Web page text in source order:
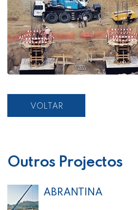
VOLTAR
Outros Projectos
ABRANTINA